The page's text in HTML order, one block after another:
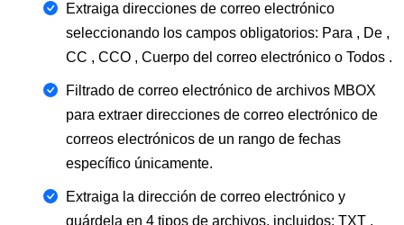
Extraiga direcciones de correo electrónico
seleccionando los campos obligatorios: Para , De ,
CC , CCO , Cuerpo del correo electrónico o Todos .
Filtrado de correo electrónico de archivos MBOX
para extraer direcciones de correo electrónico de
correos electrónicos de un rango de fechas
específico únicamente.
Extraiga la dirección de correo electrónico y
guárdela en 4 tipos de archivos, incluidos: TXT ,